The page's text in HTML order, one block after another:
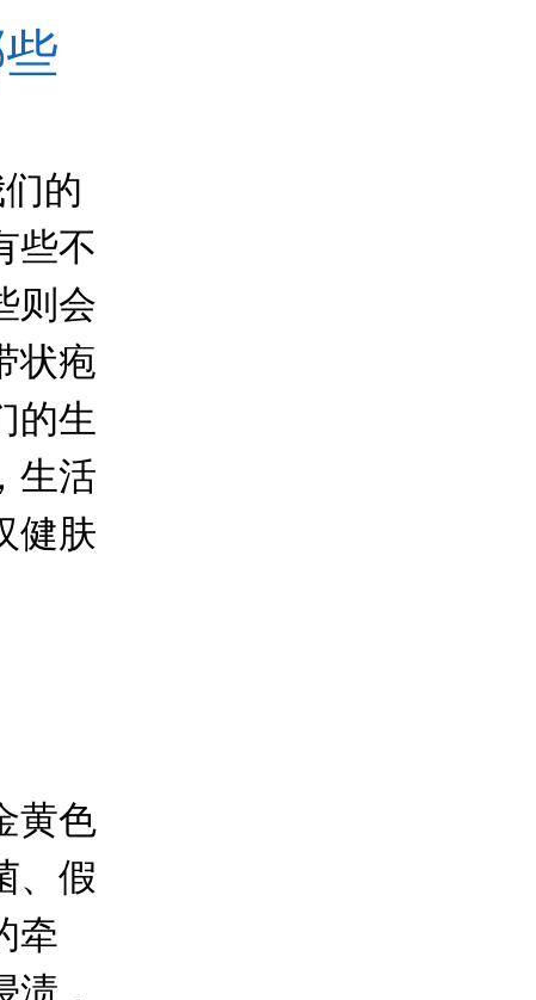
的
些不
则会
状疱
的生
生活
健肤
黄色
、假
牵